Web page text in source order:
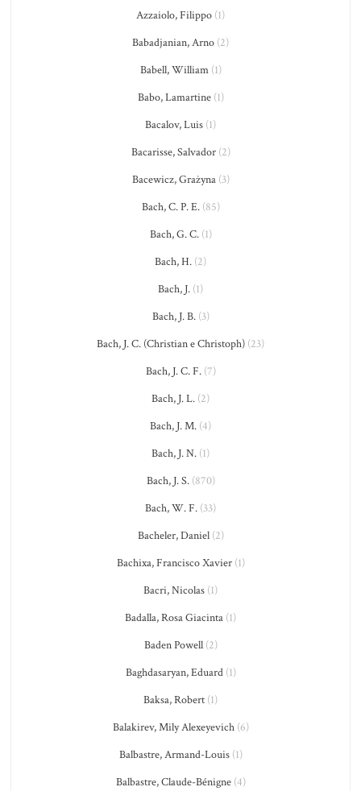
Azzaiolo, Filippo (1)
Babadjanian, Arno (2)
Babell, William(1)
Babo, Lamartine(1)
Bacalov, Luis (1)
Bacarisse, Salvador(2)
Bacewicz, Grażyna(3)
Bach, C. P. E.(85)
Bach, G. C.(1)
Bach, H. (2)
Bach, J. (1)
Bach, J. B.(3)
Bach, J. C. (Christian e Christoph) (23)
Bach, J. C. F.(7)
Bach, J. L. (2)
Bach, J. M. (4)
Bach, J. N. (1)
Bach, J. S.(870)
Bach, W. F. (33)
Bacheler, Daniel(2)
Bachixa, Francisco Xavier(1)
Bacri, Nicolas (1)
Badalla, Rosa Giacinta (1)
Baden Powell(2)
Baghdasaryan, Eduard(1)
Baksa, Robert (1)
Balakirev, Mily Alexeyevich(6)
Balbastre, Armand-Louis(1)
Balbastre, Claude-Bénigne(4)